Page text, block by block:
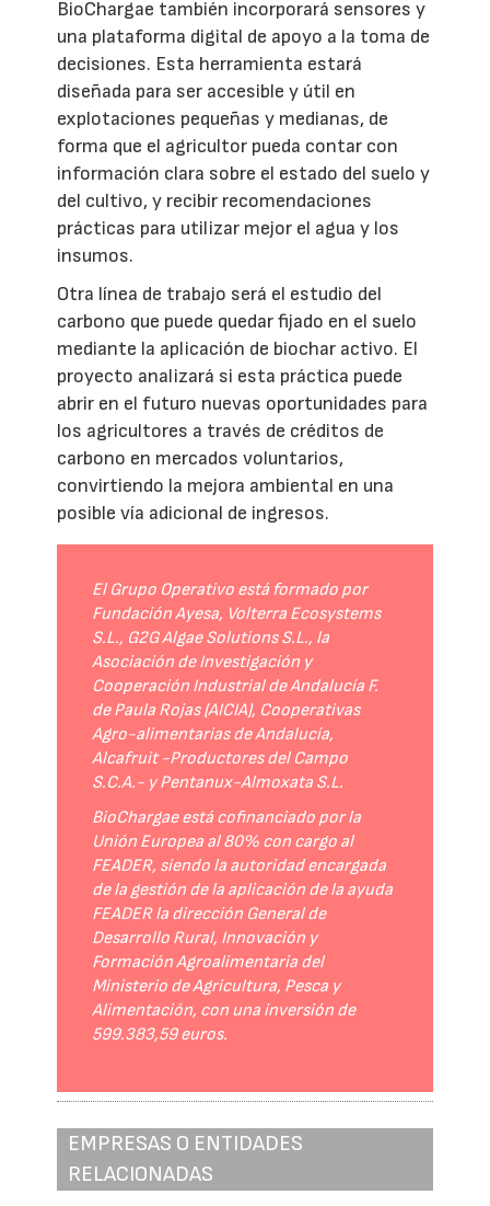
BioChargae también incorporará sensores y
una plataforma digital de apoyo a la toma de
decisiones. Esta herramienta estará
diseñada para ser accesible y útil en
explotaciones pequeñas y medianas, de
forma que el agricultor pueda contar con
información clara sobre el estado del suelo y
del cultivo, y recibir recomendaciones
prácticas para utilizar mejor el agua y los
insumos.
Otra línea de trabajo será el estudio del
carbono que puede quedar fijado en el suelo
mediante la aplicación de biochar activo. El
proyecto analizará si esta práctica puede
abrir en el futuro nuevas oportunidades para
los agricultores a través de créditos de
carbono en mercados voluntarios,
convirtiendo la mejora ambiental en una
posible vía adicional de ingresos.
El Grupo Operativo está formado por
Fundación Ayesa, Volterra Ecosystems
S.L., G2G Algae Solutions S.L., la
Asociación de Investigación y
Cooperación Industrial de Andalucía F.
de Paula Rojas (AICIA), Cooperativas
Agro-alimentarias de Andalucía,
Alcafruit -Productores del Campo
S.C.A.- y Pentanux-Almoxata S.L.
BioChargae está cofinanciado por la
Unión Europea al 80% con cargo al
FEADER, siendo la autoridad encargada
de la gestión de la aplicación de la ayuda
FEADER la dirección General de
Desarrollo Rural, Innovación y
Formación Agroalimentaria del
Ministerio de Agricultura, Pesca y
Alimentación, con una inversión de
599.383,59 euros.
EMPRESAS O ENTIDADES
RELACIONADAS